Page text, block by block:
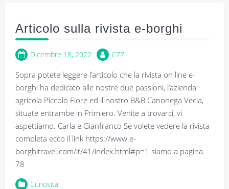
Articolo sulla rivista e-borghi
Dicembre 18, 2022 C77
Sopra potete leggere l’articolo che la rivista on line e-
borghi ha dedicato alle nostre due passioni, l’azienda
agricola Piccolo Fiore ed il nostro B&B Canonega Vecia,
situate entrambe in Primiero. Venite a trovarci, vi
aspettiamo. Carla e Gianfranco Se volete vedere la rivista
completa ecco il link https://www.e-
borghitravel.com/it/41/index.html#p=1 siamo a pagina
78
Curiosità